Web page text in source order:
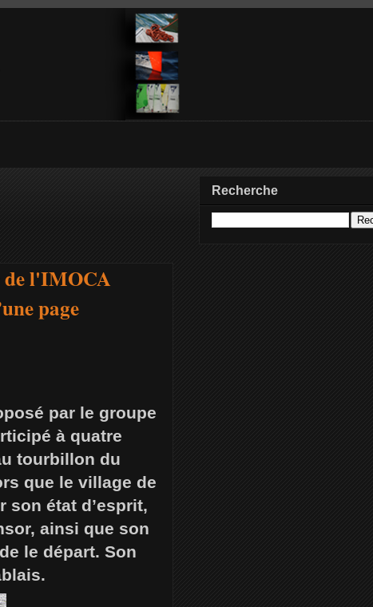
de l'IMOCA
page
par le groupe
à quatre
tourbillon du
que le village de
son état d’esprit,
ainsi que son
le départ. Son
Recherche